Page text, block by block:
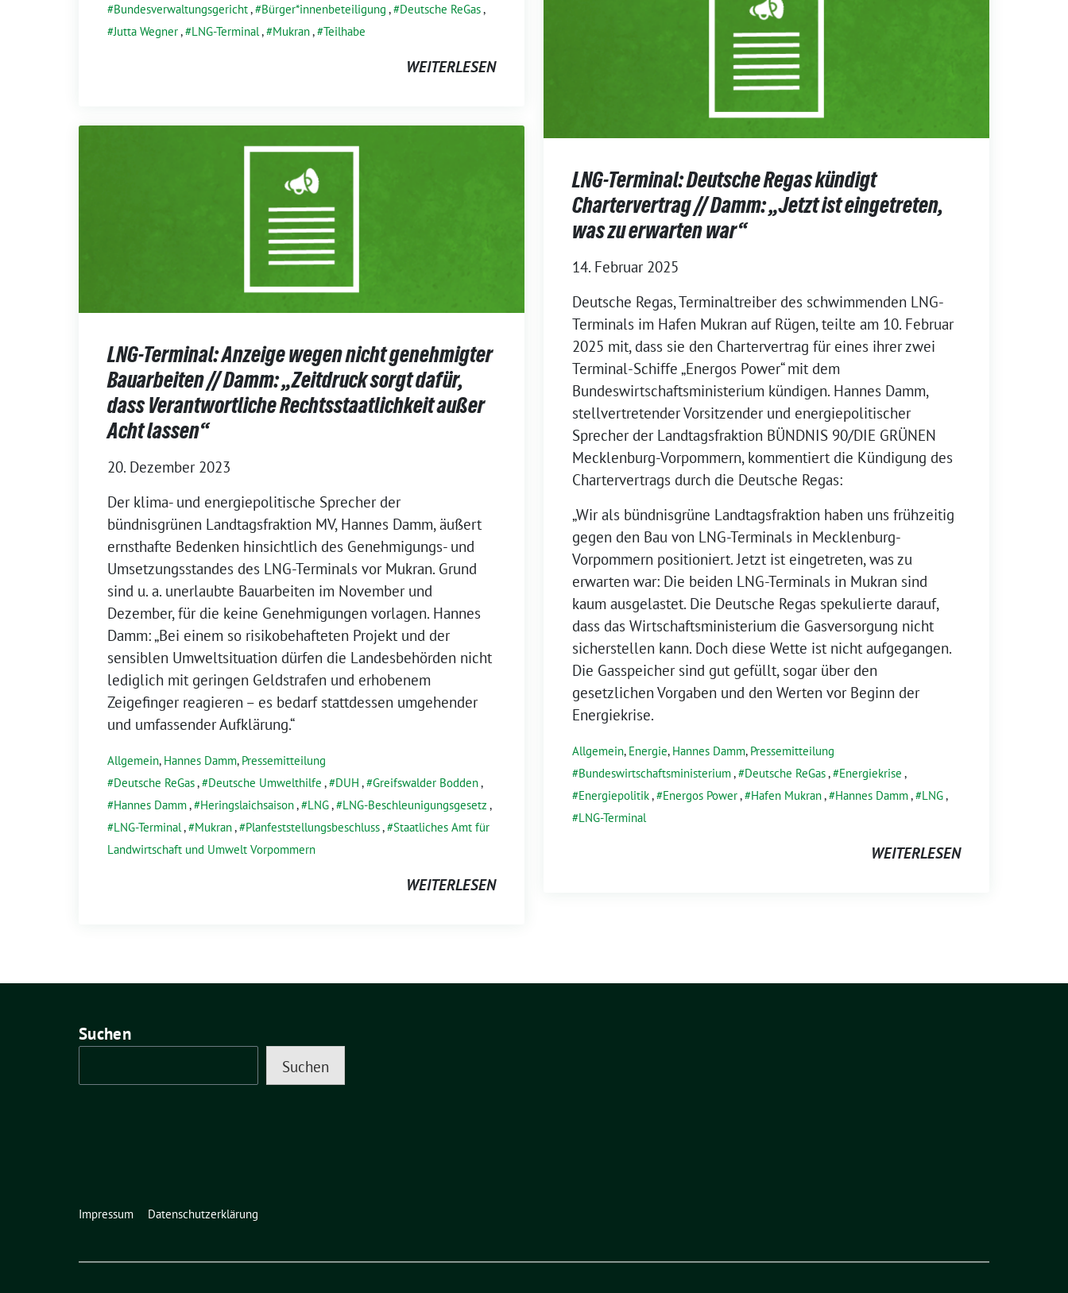
Bundesverwaltungsgericht, Bürger*innenbeteiligung , Deutsche ReGas,
Jutta Wegner, LNG-Terminal, Mukran, Teilhabe
WEITERLESEN
LNG-Terminal: Deutsche Regas kündigt
Chartervertrag // Damm: „Jetzt ist eingetreten,
was zu erwarten war“
14. Februar 2025
Deutsche Regas, Terminaltreiber des schwimmenden LNG-
Terminals im Hafen Mukran auf Rügen, teilte am 10. Februar
2025 mit, dass sie den Chartervertrag für eines ihrer zwei
Terminal-Schiffe „Energos Power“ mit dem
Bundeswirtschaftsministerium kündigen. Hannes Damm,
stellvertretender Vorsitzender und energiepolitischer
Sprecher der Landtagsfraktion BÜNDNIS 90/DIE GRÜNEN
Mecklenburg-Vorpommern, kommentiert die Kündigung des
Chartervertrags durch die Deutsche Regas:
„Wir als bündnisgrüne Landtagsfraktion haben uns frühzeitig
gegen den Bau von LNG-Terminals in Mecklenburg-
Vorpommern positioniert. Jetzt ist eingetreten, was zu
erwarten war: Die beiden LNG-Terminals in Mukran sind
kaum ausgelastet. Die Deutsche Regas spekulierte darauf,
dass das Wirtschaftsministerium die Gasversorgung nicht
sicherstellen kann. Doch diese Wette ist nicht aufgegangen.
Die Gasspeicher sind gut gefüllt, sogar über den
gesetzlichen Vorgaben und den Werten vor Beginn der
Energiekrise.
Allgemein, Energie, Hannes Damm, Pressemitteilung
Bundeswirtschaftsministerium, Deutsche ReGas, Energiekrise ,
Energiepolitik, Energos Power, Hafen Mukran, Hannes Damm, LNG,
LNG-Terminal
WEITERLESEN
LNG-Terminal: Anzeige wegen nicht genehmigter
Bauarbeiten // Damm: „Zeitdruck sorgt dafür,
dass Verantwortliche Rechtsstaatlichkeit außer
Acht lassen“
20. Dezember 2023
Der klima- und energiepolitische Sprecher der
bündnisgrünen Landtagsfraktion MV, Hannes Damm, äußert
ernsthafte Bedenken hinsichtlich des Genehmigungs- und
Umsetzungsstandes des LNG-Terminals vor Mukran. Grund
sind u. a. unerlaubte Bauarbeiten im November und
Dezember, für die keine Genehmigungen vorlagen. Hannes
Damm: „Bei einem so risikobehafteten Projekt und der
sensiblen Umweltsituation dürfen die Landesbehörden nicht
lediglich mit geringen Geldstrafen und erhobenem
Zeigefinger reagieren – es bedarf stattdessen umgehender
und umfassender Aufklärung.“
Allgemein, Hannes Damm, Pressemitteilung
Deutsche ReGas, Deutsche Umwelthilfe , DUH , Greifswalder Bodden,
Hannes Damm, Heringslaichsaison, LNG, LNG-Beschleunigungsgesetz ,
LNG-Terminal, Mukran, Planfeststellungsbeschluss, Staatliches Amt für
Landwirtschaft und Umwelt Vorpommern
WEITERLESEN
Suchen
Suchen
Impressum Datenschutzerklärung